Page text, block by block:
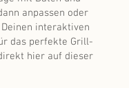
anpassen oder
interaktiven
das perfekte Grill-
hier auf dieser